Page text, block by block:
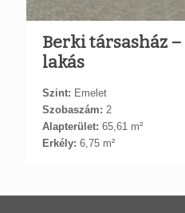
Berki társasház
lakás
Szint: Emelet
Szobaszám: 2
Alapterület: 65,61 m²
Erkély: 6,75 m²